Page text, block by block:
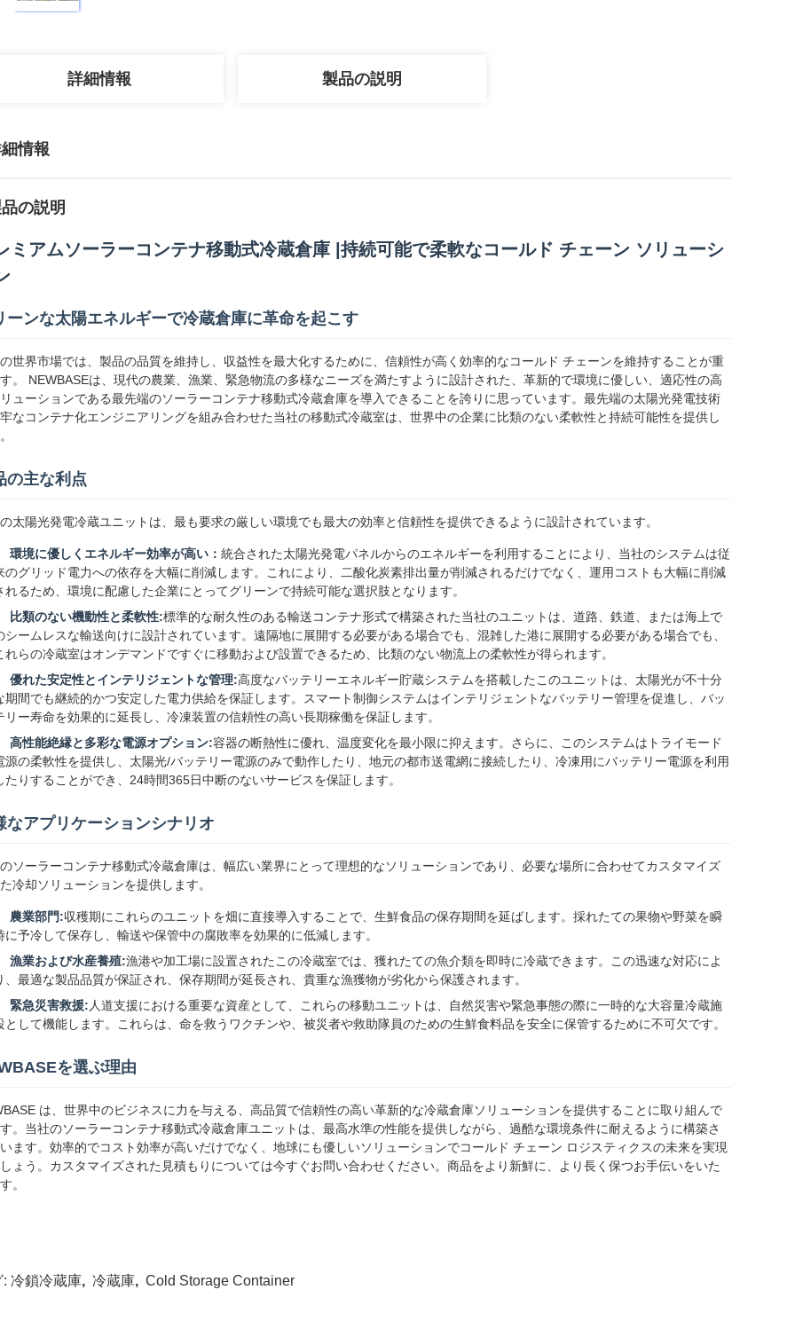
詳細情報 製品の説明
情報
の説明
ミアムソーラーコンテナ移動式冷蔵倉庫 |持続可能で柔軟なコールド チェーン ソリューシ
ーンな太陽エネルギーで冷蔵倉庫に革命を起こす
世界市場では、製品の品質を維持し、収益性を最大化するために、信頼性が高く効率的なコールド チェーンを維持することが重
。 NEWBASEは、現代の農業、漁業、緊急物流の多様なニーズを満たすように設計された、革新的で環境に優しい、適応性の高
ューションである最先端のソーラーコンテナ移動式冷蔵倉庫を導入できることを誇りに思っています。最先端の太陽光発電技術
なコンテナ化エンジニアリングを組み合わせた当社の移動式冷蔵室は、世界中の企業に比類のない柔軟性と持続可能性を提供し
の主な利点
太陽光発電冷蔵ユニットは、最も要求の厳しい環境でも最大の効率と信頼性を提供できるように設計されています。
環境に優しくエネルギー効率が高い： 統合された太陽光発電パネルからのエネルギーを利用することにより、当社のシステムは従
のグリッド電力への依存を大幅に削減します。これにより、二酸化炭素排出量が削減されるだけでなく、運用コストも大幅に削減
れるため、環境に配慮した企業にとってグリーンで持続可能な選択肢となります。
比類のない機動性と柔軟性:標準的な耐久性のある輸送コンテナ形式で構築された当社のユニットは、道路、鉄道、または海上で
シームレスな輸送向けに設計されています。遠隔地に展開する必要がある場合でも、混雑した港に展開する必要がある場合でも、
れらの冷蔵室はオンデマンドですぐに移動および設置できるため、比類のない物流上の柔軟性が得られます。
優れた安定性とインテリジェントな管理:高度なバッテリーエネルギー貯蔵システムを搭載したこのユニットは、太陽光が不十分
期間でも継続的かつ安定した電力供給を保証します。スマート制御システムはインテリジェントなバッテリー管理を促進し、バッ
リー寿命を効果的に延長し、冷凍装置の信頼性の高い長期稼働を保証します。
高性能絶縁と多彩な電源オプション:容器の断熱性に優れ、温度変化を最小限に抑えます。さらに、このシステムはトライモード
源の柔軟性を提供し、太陽光/バッテリー電源のみで動作したり、地元の都市送電網に接続したり、冷凍用にバッテリー電源を利用
たりすることができ、24時間365日中断のないサービスを保証します。
なアプリケーションシナリオ
ソーラーコンテナ移動式冷蔵倉庫は、幅広い業界にとって理想的なソリューションであり、必要な場所に合わせてカスタマイズ
冷却ソリューションを提供します。
農業部門:収穫期にこれらのユニットを畑に直接導入することで、生鮮食品の保存期間を延ばします。採れたての果物や野菜を瞬
に予冷して保存し、輸送や保管中の腐敗率を効果的に低減します。
漁業および水産養殖:漁港や加工場に設置されたこの冷蔵室では、獲れたての魚介類を即時に冷蔵できます。この迅速な対応によ
、最適な製品品質が保証され、保存期間が延長され、貴重な漁獲物が劣化から保護されます。
緊急災害救援: 人道支援における重要な資産として、これらの移動ユニットは、自然災害や緊急事態の際に一時的な大容量冷蔵施
として機能します。これらは、命を救うワクチンや、被災者や救助隊員のための生鮮食料品を安全に保管するために不可欠です。
を選ぶ理由
は、世界中のビジネスに力を与える、高品質で信頼性の高い革新的な冷蔵倉庫ソリューションを提供することに取り組んで
。当社のソーラーコンテナ移動式冷蔵倉庫ユニットは、最高水準の性能を提供しながら、過酷な環境条件に耐えるように構築さ
ます。効率的でコスト効率が高いだけでなく、地球にも優しいソリューションでコールド チェーン ロジスティクスの未来を実現
ょう。カスタマイズされた見積もりについては今すぐお問い合わせください。商品をより新鮮に、より長く保つお手伝いをいた
。
: 冷鎖冷蔵庫, 冷蔵庫, Cold Storage Container